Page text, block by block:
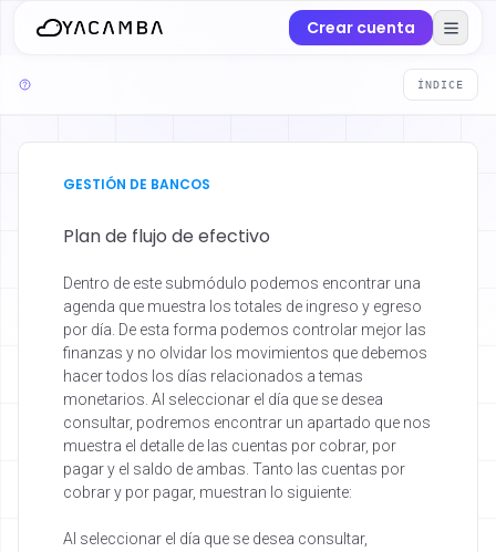
Crear cuenta
ÍNDICE
GESTIÓN DE BANCOS
Plan de flujo de efectivo
Dentro de este submódulo podemos encontrar una
agenda que muestra los totales de ingreso y egreso
por día. De esta forma podemos controlar mejor las
finanzas y no olvidar los movimientos que debemos
hacer todos los días relacionados a temas
monetarios. Al seleccionar el día que se desea
consultar, podremos encontrar un apartado que nos
muestra el detalle de las cuentas por cobrar, por
pagar y el saldo de ambas. Tanto las cuentas por
cobrar y por pagar, muestran lo siguiente:
Al seleccionar el día que se desea consultar,